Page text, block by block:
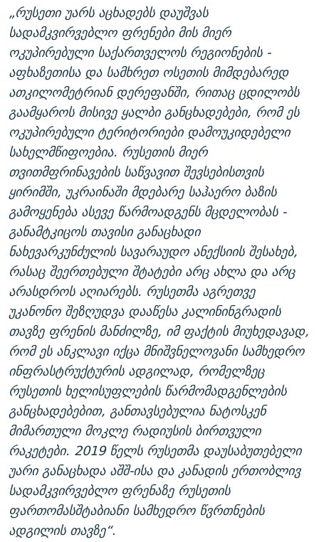
„რუსეთი უარს აცხადებს დაუშვას
სადამკვირვებლო ფრენები მის მიერ
ოკუპირებული საქართველოს რეგიონების -
აფხაზეთისა და სამხრეთ ოსეთის მიმდებარედ
ათკილომეტრიან დერეფანში, რითაც ცდილობს
გაამყაროს მისივე ყალბი განცხადებები, რომ ეს
ოკუპირებული ტერიტორიები დამოუკიდებელი
სახელმწიფოებია. რუსეთის მიერ
თვითმფრინავების საწვავით შევსებისთვის
ყირიმში, უკრაინაში მდებარე საჰაერო ბაზის
გამოყენება ასევე წარმოადგენს მცდელობას -
განამტკიცოს თავისი განაცხადი
ნახევარკუნძულის სავარაუდო ანექსიის შესახებ,
რასაც შეერთებული შტატები არც ახლა და არც
არასდროს აღიარებს. რუსეთმა აგრეთვე
უკანონო შეზღუდვა დააწესა კალინინგრადის
თავზე ფრენის მანძილზე, იმ ფაქტის მიუხედავად,
რომ ეს ანკლავი იქცა მნიშვნელოვანი სამხედრო
ინფრასტრუქტურის ადგილად, რომელზეც
რუსეთის ხელისუფლების წარმომადგენლების
განცხადებებით, განთავსებულია ნატოსკენ
მიმართული მოკლე რადიუსის ბირთვული
რაკეტები. 2019 წელს რუსეთმა დაუსაბუთებელი
უარი განაცხადა აშშ-ისა და კანადის ერთობლივ
სადამკვირვებლო ფრენაზე რუსეთის
ფართომასშტაბიანი სამხედრო წვრთნების
ადგილის თავზე“.